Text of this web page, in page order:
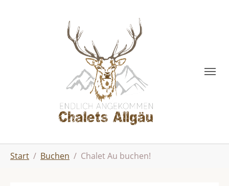
Start Buchen Chalet Au buchen!